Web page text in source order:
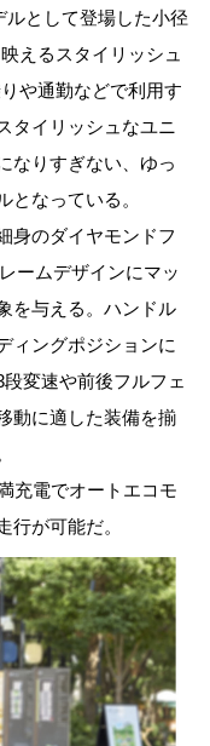
ルとして登場した小径
えるスタイリッシュ
や通勤などで利用す
タイリッシュなユニ
なりすぎない、ゆっ
となっている。
身のダイヤモンドフ
ームデザインにマッ
を与える。ハンドル
ィングポジションに
変速や前後フルフェ
動に適した装備を揃
充電でオートエコモ
行が可能だ。